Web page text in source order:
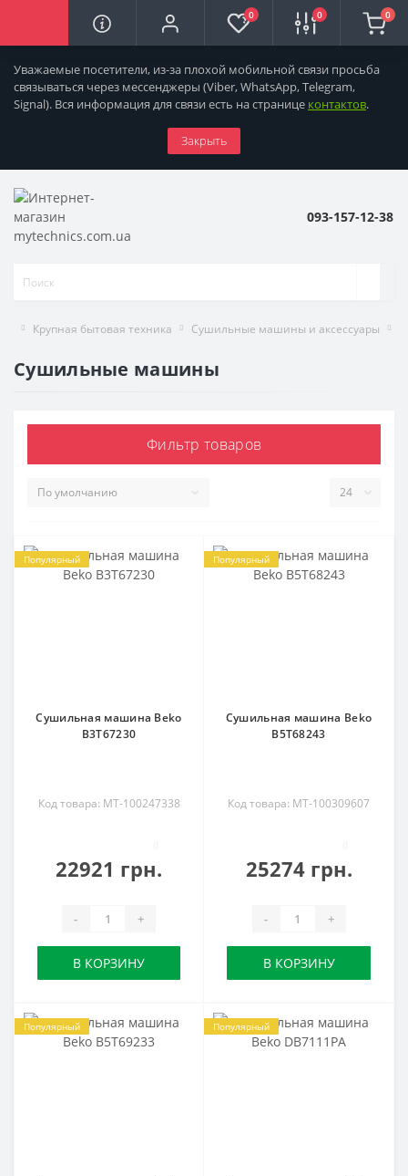
Уважаемые посетители, из-за плохой мобильной связи просьба
связываться через мессенджеры (Viber, WhatsApp, Telegram,
Signal). Вся информация для связи есть на странице контактов.
Закрыть
0 0 0
093-157-12-38
Крупная бытовая техника Сушильные машины и аксессуары
Сушильные машины
Фильтр товаров
Популярный
Сушильная машина Beko
B3T67230
Код товара: MT-100247338
22921 грн.
- +
В КОРЗИНУ
Популярный
Сушильная машина Beko
B5T68243
Код товара: MT-100309607
25274 грн.
- +
В КОРЗИНУ
Популярный Популярный